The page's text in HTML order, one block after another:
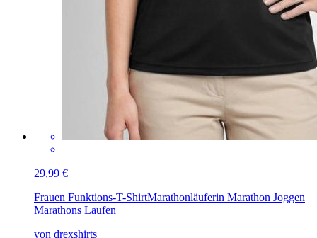
29,99 €
Frauen Funktions-T-ShirtMarathonläuferin Marathon Joggen
Marathons Laufen
von drexshirts